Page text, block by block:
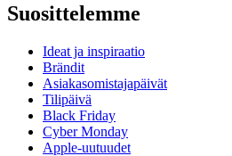
Suosittelemme
Ideat ja inspiraatio
Brändit
Asiakasomistajapäivät
Tilipäivä
Black Friday
Cyber Monday
Apple-uutuudet